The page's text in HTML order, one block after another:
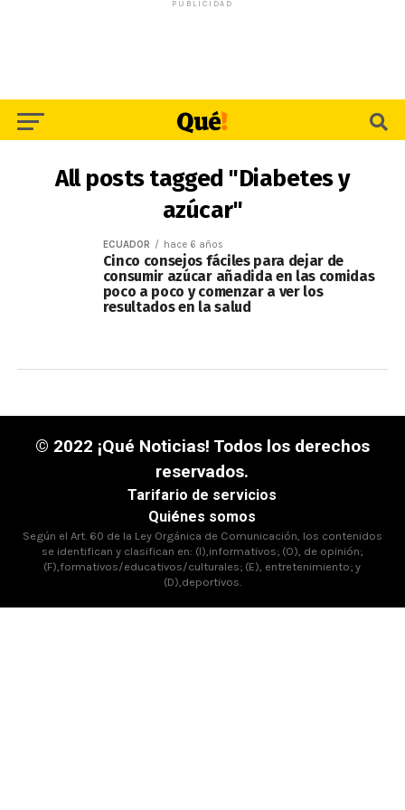
PUBLICIDAD
All posts tagged "Diabetes y
azúcar"
ECUADOR hace 6 años
Cinco consejos fáciles para dejar de
consumir azúcar añadida en las comidas
poco a poco y comenzar a ver los
resultados en la salud
© 2022 ¡Qué Noticias! Todos los derechos
reservados.
Tarifario de servicios
Quiénes somos
Según el Art. 60 de la Ley Orgánica de Comunicación, los contenidos
se identifican y clasifican en: (I),informativos; (O), de opinión;
(F),formativos/educativos/culturales; (E), entretenimiento; y
(D),deportivos.